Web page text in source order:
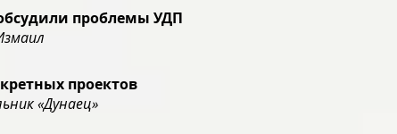
проблемы УДП
проектов
«Дунаец»